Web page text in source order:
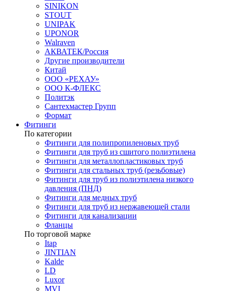
SINIKON
STOUT
UNIPAK
UPONOR
Walraven
АКВАТЕК/Россия
Другие производители
Китай
ООО «РЕХАУ»
ООО К-ФЛЕКС
Политэк
Сантехмастер Групп
Формат
Фитинги
По категории
Фитинги для полипропиленовых труб
Фитинги для труб из сшитого полиэтилена
Фитинги для металлопластиковых труб
Фитинги для стальных труб (резьбовые)
Фитинги для труб из полиэтилена низкого
давления (ПНД)
Фитинги для медных труб
Фитинги для труб из нержавеющей стали
Фитинги для канализации
Фланцы
По торговой марке
Itap
JINTIAN
Kalde
LD
Luxor
MVI